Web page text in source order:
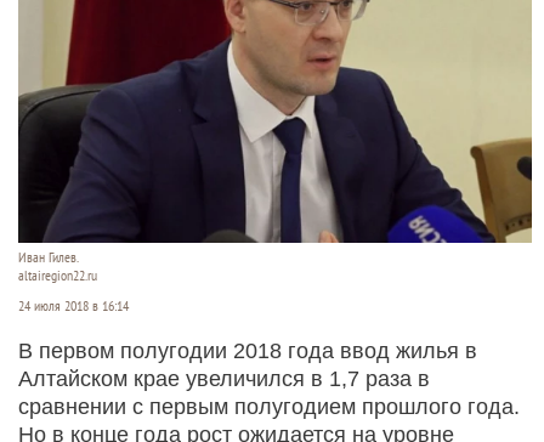
Иван Гилев.
altairegion22.ru
24 июля 2018 в 16:14
В первом полугодии 2018 года ввод жилья в
Алтайском крае увеличился в 1,7 раза в
сравнении с первым полугодием прошлого года.
Но в конце года рост ожидается на уровне